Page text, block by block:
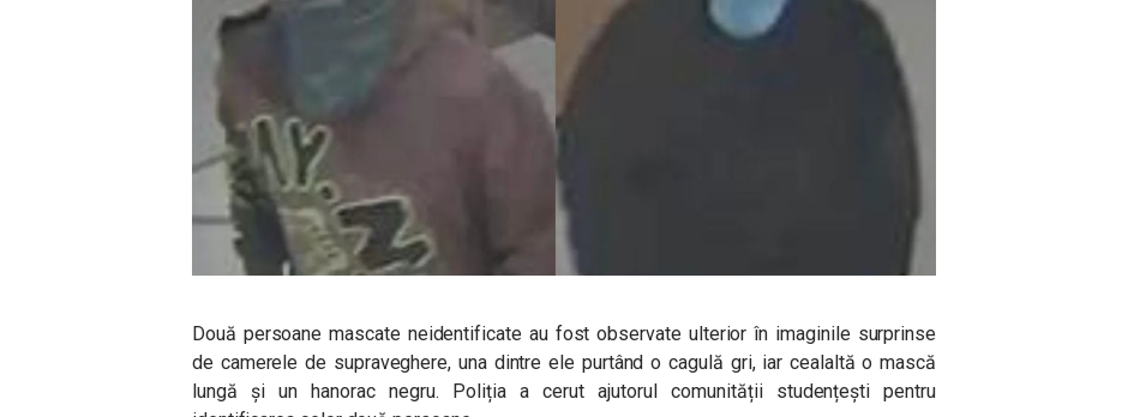
Două persoane mascate neidentificate au fost observate ulterior în imaginile surprinse
de camerele de supraveghere, una dintre ele purtând o cagulă gri, iar cealaltă o mască
lungă și un hanorac negru. Poliția a cerut ajutorul comunității studențești pentru